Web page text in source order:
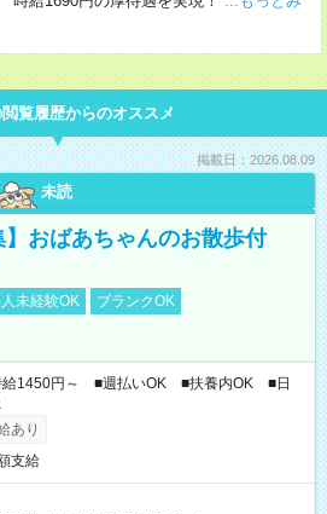
覧履歴からのオススメ
掲載日：2026.08.09
未読
】おばあちゃんのお散歩付
未経験OK
ブランクOK
給1450円～ ■週払いOK ■扶養内OK ■日
あり
支給